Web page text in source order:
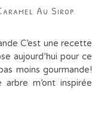
Au Sirop
C’est une recette
aujourd’hui pour ce
moins gourmande!
m’ont inspirée